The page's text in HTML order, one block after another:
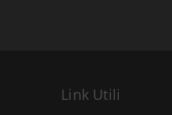
Link Utili